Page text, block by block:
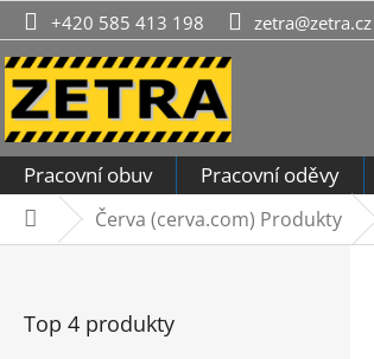
Přejít
na
obsah
+420 585 413 198 zetra@zetra.cz
Pracovní obuv Pracovní oděvy
DomůČerva (cerva.com) Produkty
Top 4 produkty